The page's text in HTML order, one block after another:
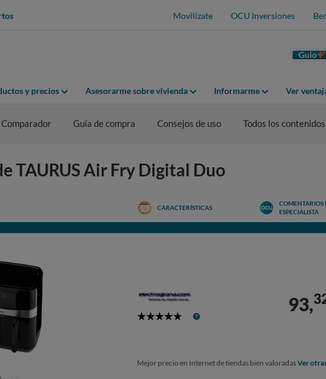
Movilízate OCU Inversiones
Guio
y precios Asesorarme sobre vivienda Informarme Ver
Comparador Guía de compra Consejos de uso Todos los contenidos
TAURUS Air Fry Digital Duo
CARACTERÍSTICAS
COMENTARIOS
ESPECIALISTA
5
93,
Mejor precio en Internet de tiendas bien valoradasVer